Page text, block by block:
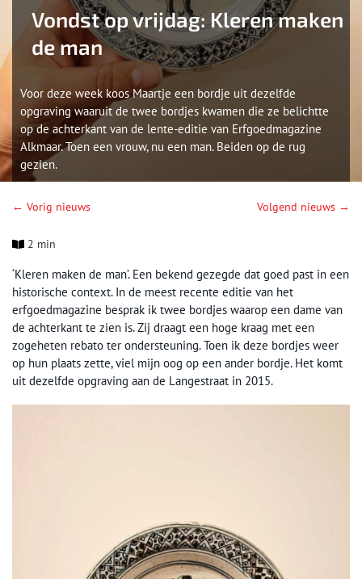
Vondst op vrijdag: Kleren maken
de man
Voor deze week koos Maartje een bordje uit dezelfde
opgraving waaruit de twee bordjes kwamen die ze belichtte
op de achterkant van de lente-editie van Erfgoedmagazine
Alkmaar. Toen een vrouw, nu een man. Beiden op de rug
gezien.
← Vorig nieuws Volgend nieuws →
2 min
‘Kleren maken de man’. Een bekend gezegde dat goed past in een
historische context. In de meest recente editie van het
erfgoedmagazine besprak ik twee bordjes waarop een dame van
de achterkant te zien is. Zij draagt een hoge kraag met een
zogeheten rebato ter ondersteuning. Toen ik deze bordjes weer
op hun plaats zette, viel mijn oog op een ander bordje. Het komt
uit dezelfde opgraving aan de Langestraat in 2015.